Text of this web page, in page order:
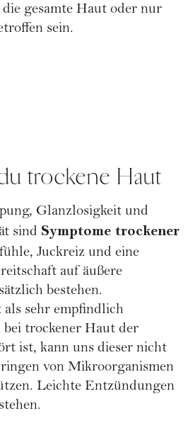
gesamte Haut oder nur
sein.
trockene Haut
Glanzlosigkeit und
sind Symptome trockener
Juckreiz und eine
auf äußere
bestehen.
sehr empfindlich
trockener Haut der
ist, kann uns dieser nicht
von Mikroorganismen
Leichte Entzündungen